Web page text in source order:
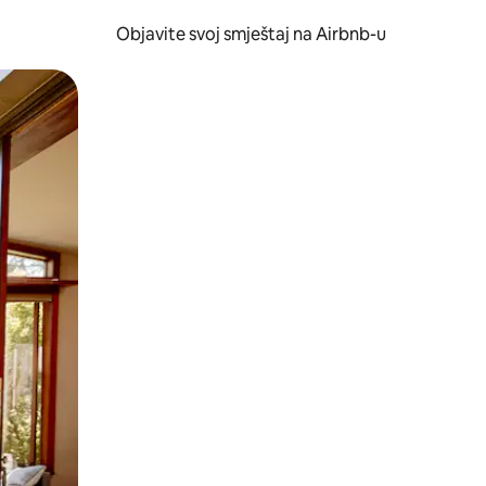
Objavite svoj smještaj na Airbnb-u
prevlačenjem.